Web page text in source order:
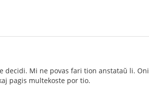
decidi. Mi ne povas fari tion anstataŭ li. Oni
pagis multekoste por tio.